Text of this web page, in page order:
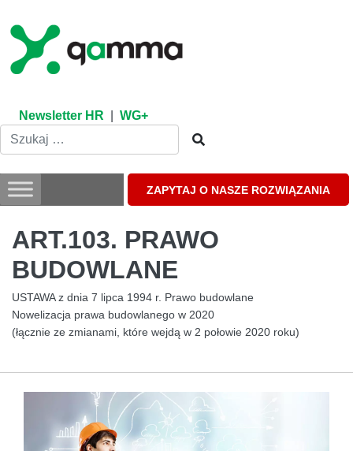
content
Newsletter HR WG+
ZAPYTAJ O NASZE ROZWIĄZANIA
ART.103. PRAWO
BUDOWLANE
USTAWA z dnia 7 lipca 1994 r. Prawo budowlane
Nowelizacja prawa budowlanego w 2020
(łącznie ze zmianami, które wejdą w 2 połowie 2020 roku)